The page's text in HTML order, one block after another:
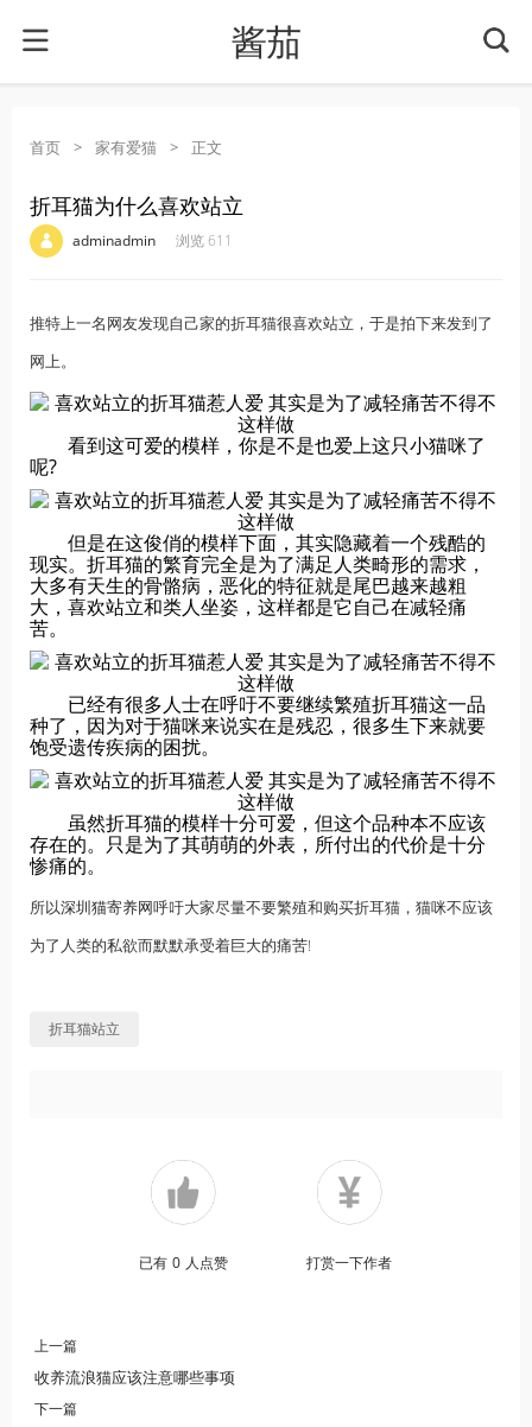
酱茄
首页 > 家有爱猫 > 正文
折耳猫为什么喜欢站立
adminadmin 浏览 611
推特上一名网友发现自己家的折耳猫很喜欢站立，于是拍下来发到了
网上。
看到这可爱的模样，你是不是也爱上这只小猫咪了
呢?
但是在这俊俏的模样下面，其实隐藏着一个残酷的
现实。折耳猫的繁育完全是为了满足人类畸形的需求，
大多有天生的骨骼病，恶化的特征就是尾巴越来越粗
大，喜欢站立和类人坐姿，这样都是它自己在减轻痛
苦。
已经有很多人士在呼吁不要继续繁殖折耳猫这一品
种了，因为对于猫咪来说实在是残忍，很多生下来就要
饱受遗传疾病的困扰。
虽然折耳猫的模样十分可爱，但这个品种本不应该
存在的。只是为了其萌萌的外表，所付出的代价是十分
惨痛的。
所以深圳猫寄养网呼吁大家尽量不要繁殖和购买折耳猫，猫咪不应该
为了人类的私欲而默默承受着巨大的痛苦!
折耳猫站立
已有 0 人点赞 打赏一下作者
上一篇
收养流浪猫应该注意哪些事项
下一篇